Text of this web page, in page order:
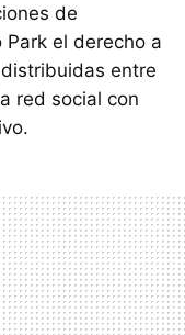
de
el derecho a
entre
red social con